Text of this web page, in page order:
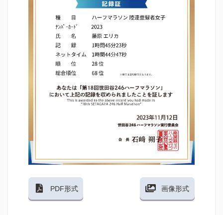
PDF形式 画像形式